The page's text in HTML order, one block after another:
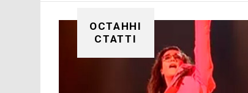
ОСТАННІ
СТАТТІ